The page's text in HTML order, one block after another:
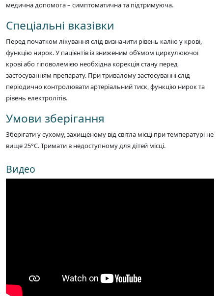
медична допомога – симптоматична та підтримуюча.
Спеціальні вказівки
Перед початком лікування слід визначити рівень калію у крові,
функцію нирок. У пацієнтів із зниженим об’ємом циркулюючої
крові або гіповолемією необхідна корекція стану перед
застосуванням препарату. При тривалому застосуванні слід
періодично контролювати артеріальний тиск, функцію нирок та
рівень електролітів.
Умови зберігання
Зберігати у сухому, захищеному від світла місці при температурі не
вище 25°C. Тримати в недоступному для дітей місці.
Видео